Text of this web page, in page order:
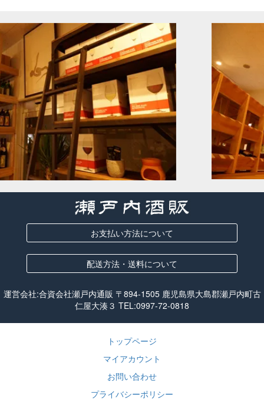
お支払い方法について
配送方法・送料について
運営会社:合資会社瀬戸内通販 〒894-1505 鹿児島県大島郡瀬戸内町古
仁屋大湊３ TEL:0997-72-0818
トップページ
マイアカウント
お問い合わせ
プライバシーポリシー